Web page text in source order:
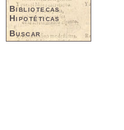
Bibliotecas
Hipotéticas
Buscar